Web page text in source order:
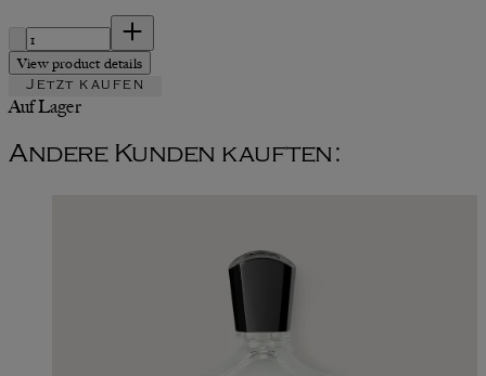
Quantität
View product details
Jetzt kaufen
Auf Lager
Andere Kunden kauften: